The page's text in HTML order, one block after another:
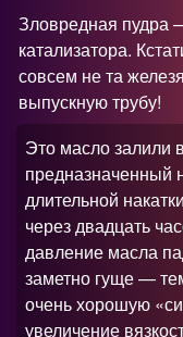
Зловредная пудра
катализатора.
совсем не та
выпускную трубу!
Это масло залили
предназначенный
длительной
через двадцать
давление масла
заметно гуще —
очень хорошую
увеличение